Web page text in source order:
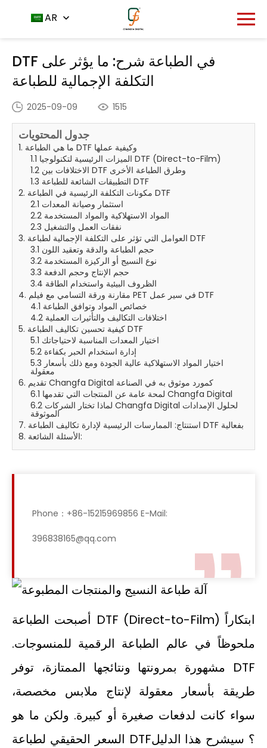
AR
الصفحة الرئيسية مركز الأخبار
يؤثر على التكلفة الإجمالية للطباعة
DTF في الطباعة شرح: ما يؤثر على
التكلفة الإجمالية للطباعة
2025-09-09 1515
جدول المحتويات
1. ما هي الطباعة DTF وكيفية عملها
1.1 الميزات الرئيسية لتكنولوجيا DTF (Direct-to-Film)
1.2 الاختلافات بين DTF وطرق الطباعة الأخرى
1.3 التطبيقات الشائعة للطباعة DTF
2. مكونات التكلفة الرئيسية في الطباعة DTF
2.1 استثمار وصيانة المعدات
2.2 المواد الاستهلاكية والمواد المستخدمة
2.3 نفقات العمل والتشغيل
3. العوامل التي تؤثر على التكلفة الإجمالية لطباعة DTF
3.1 حجم الطباعة والدقة وتعقيد اللون
3.2 نوع النسيج أو الركيزة المستخدمة
3.3 حجم الإنتاج وحجم الدفعة
3.4 الظروف البيئية واستخدام الطاقة
4. مقارنة ورقة التسامي مع فيلم PET في سير عمل DTF
4.1 خصائص المواد وتوافق الطباعة
4.2 اختلافات التكاليف والتأثيرات العملية
5. كيفية تحسين تكاليف الطباعة DTF
5.1 اختيار المعدات المناسبة لاحتياجاتك
5.2 إدارة استخدام الحبر بكفاءة
5.3 اختيار المواد الاستهلاكية عالية الجودة ومع ذلك بأسعار
معقولة
6. تقديم Changfa Digital كمورد موثوق به في الصناعة
6.1 لمحة عامة عن المنتجات التي تقدمها Changfa Digital
6.2 لماذا تختار الشركات Changfa Digital لحلول الإمدادات
الموثوقة
7. استنتاج: الممارسات الرئيسية لإدارة تكاليف الطباعة DTF بفعالية
8. الأسئلة الشائعة:
Phone：+86-15215969856 E-Mail:
396838165@qq.com
أصبحت الطباعة DTF (Direct-to-Film) ابتكاراً
ملحوظاً في عالم الطباعة الرقمية للمنسوجات.
مشهورة بمرونتها ونتائجها الممتازة، توفر DTF
طريقة بأسعار معقولة لإنتاج ملابس مخصصة،
سواء كانت لدفعات صغيرة أو كبيرة. ولكن ما هو
السعر الحقيقي لطباعة DTF؟ سيشرح هذا الدليل